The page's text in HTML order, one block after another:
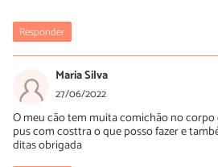
Responder
Maria Silva
27/06/2022
O meu cão tem muita comichão no
pus com costtra o que posso fazer e
ditas obrigada